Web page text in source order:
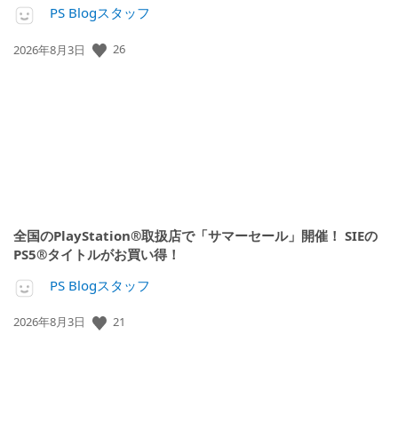
PS Blogスタッフ
公
2026年8月3日 26
全国のPlayStation®取扱店で「サマーセール」開催！ SIEの
PS5®タイトルがお買い得！
PS Blogスタッフ
公
2026年8月3日 21